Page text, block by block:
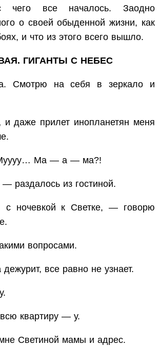
с чего все началось. Заодно
о своей обыденной жизни, как
и что из этого всего вышло.
ГИГАНТЫ С НЕБЕС
Смотрю на себя в зеркало и
даже прилет инопланетян меня
Ма — а — ма?!
раздалось из гостиной.
ночевкой к Светке, — говорю
вопросами.
все равно не узнает.
квартиру — у.
Светиной мамы и адрес.